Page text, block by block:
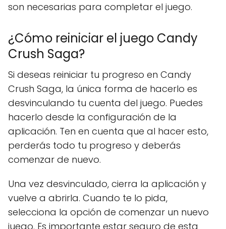
son necesarias para completar el juego.
¿Cómo reiniciar el juego Candy
Crush Saga?
Si deseas reiniciar tu progreso en Candy
Crush Saga, la única forma de hacerlo es
desvinculando tu cuenta del juego. Puedes
hacerlo desde la configuración de la
aplicación. Ten en cuenta que al hacer esto,
perderás todo tu progreso y deberás
comenzar de nuevo.
Una vez desvinculado, cierra la aplicación y
vuelve a abrirla. Cuando te lo pida,
selecciona la opción de comenzar un nuevo
juego. Es importante estar seguro de esta